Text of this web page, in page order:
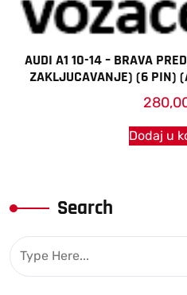
AUDI A1 10-14 – BRAVA
ZAKLJUCAVANJE) (6 PIN)
Dodaj u
Search